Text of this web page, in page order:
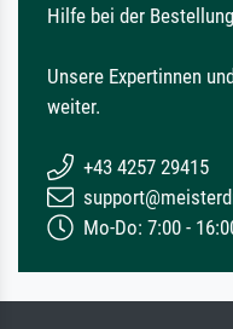
Hilfe bei der
Unsere Expertinnen
weiter.
+43 4257 29415
Mo-Do: 7:00 -